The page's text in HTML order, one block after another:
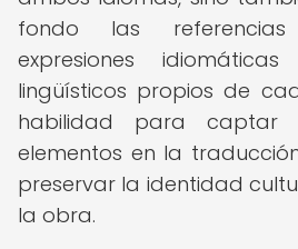
fondo las
expresiones
lingüísticos propios de
habilidad para captar
elementos en la
preservar la identidad
la obra.